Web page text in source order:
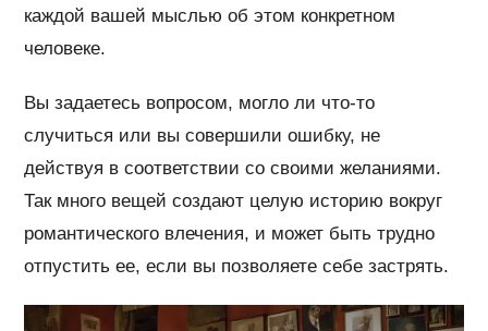
каждой вашей мыслью об этом конкретном
человеке.
Вы задаетесь вопросом, могло ли что-то
случиться или вы совершили ошибку, не
действуя в соответствии со своими желаниями.
Так много вещей создают целую историю вокруг
романтического влечения, и может быть трудно
отпустить ее, если вы позволяете себе застрять.